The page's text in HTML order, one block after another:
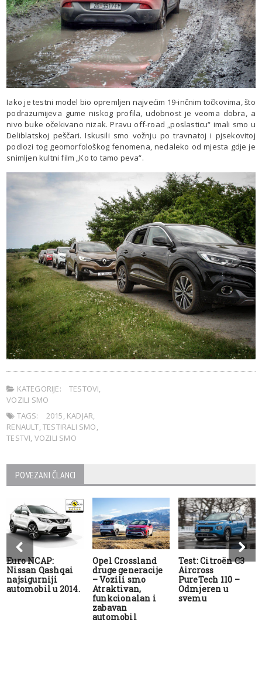
Iako je testni model bio opremljen najvećim 19-inčnim točkovima, što
podrazumijeva gume niskog profila, udobnost je veoma dobra, a
nivo buke očekivano nizak. Pravu off-road „poslasticu“ imali smo u
Deliblatskoj peščari. Iskusili smo vožnju po travnatoj i pjsekovitoj
podlozi tog geomorfološkog fenomena, nedaleko od mjesta gdje je
snimljen kultni film „Ko to tamo peva“.
KATEGORIJE: TESTOVI,
VOZILI SMO
TAGS:
2015, KADJAR,
RENAULT,TESTIRALI SMO,
TESTVI, VOZILI SMO
POVEZANI ČLANCI
Euro NCAP:
Nissan Qashqai
najsigurniji
automobil u 2014.
Opel Crossland
druge generacije
– Vozili smo
Atraktivan,
funkcionalan i
zabavan
automobil
Test: Citroën C3
Aircross
PureTech 110 –
Odmjeren u
svemu